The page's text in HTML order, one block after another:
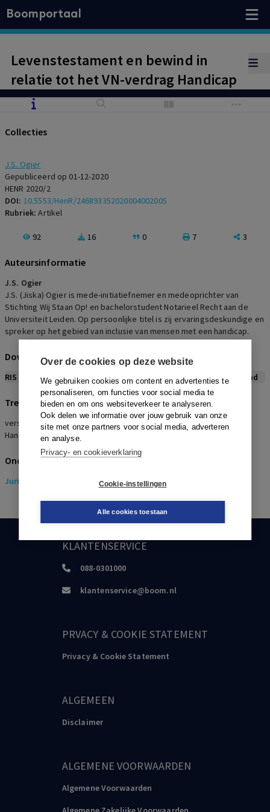
Over de cookies op deze website
We gebruiken cookies om content en advertenties te
personaliseren, om functies voor social media te
bieden en om ons websiteverkeer te analyseren.
Ook delen we informatie over jouw gebruik van onze
site met onze partners voor social media, adverteren
en analyse.
Privacy- en cookieverklaring
Cookie-instellingen
Alle cookies toestaan
Boomportaal
Levenstestament en bewind in
relatie tot het VN-verdrag Handicap
Collecties
J.S. Ogier
Gepubliceerd op 01-12-2020
HENR 2020/2
DOI: 10.5553/HenR/246893352020004002005
Rubriek:Artikel
92 16 0 7 3
Auteursinformatie
J.S. Ogier
J.S. (Jiska) Ogier is mede-initiatiefnemer en medeoprichter van
Stichting Wij Staan Op! en bachelorstudent Notarieel Recht aan de
Universiteit Leiden. Op persoonlijke titel is zij ervaringsdeskundige en
spreker op het gebied van inclusie van mensen met een handicap.
Download citeerwijze bij dit artikel
RIS BibTex APA Vancouver Leidraad
Trefwoorden
verstandelijke beperking, levenstestament, bewind, VN-verdrag
Handicap, beschermingsmaatregel
Onderwerpen
Juridisch > Gezondheidsrecht
KLANTENSERVICE
088-0301000
klantenservice@boom.nl
PRVACY & COOKIE STATEMENT
Privacy & Cookie Statement
ALGEMEEN
Disclaimer
ALGEMENE VOORWAARDEN
Algemene Voorwaarden